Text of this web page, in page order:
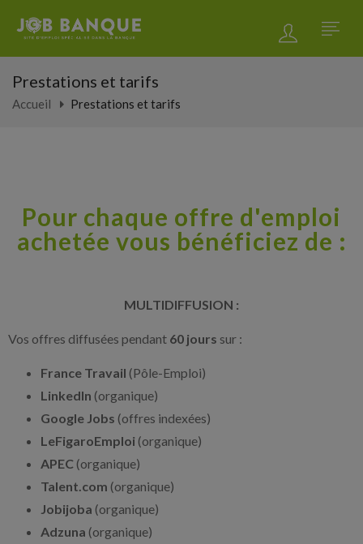
Prestations et tarifs
Accueil Prestations et tarifs
Pour chaque offre d'emploi
achetée vous bénéficiez de :
MULTIDIFFUSION :
Vos offres diffusées pendant 60 jours sur :
France Travail (Pôle-Emploi)
LinkedIn (organique)
Google Jobs (offres indexées)
LeFigaroEmploi (organique)
APEC (organique)
Talent.com (organique)
Jobijoba (organique)
Adzuna (organique)